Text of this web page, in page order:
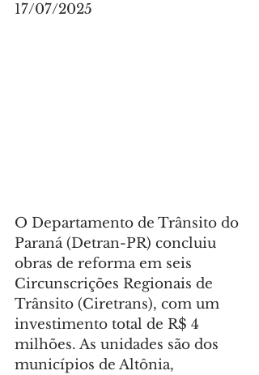
17/07/2025
O Departamento de Trânsito do
Paraná (Detran-PR) concluiu
obras de reforma em seis
Circunscrições Regionais de
Trânsito (Ciretrans), com um
investimento total de R$ 4
milhões. As unidades são dos
municípios de Altônia,